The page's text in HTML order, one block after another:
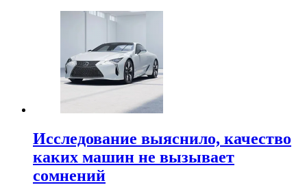
Исследование выяснило, качество
каких машин не вызывает
сомнений